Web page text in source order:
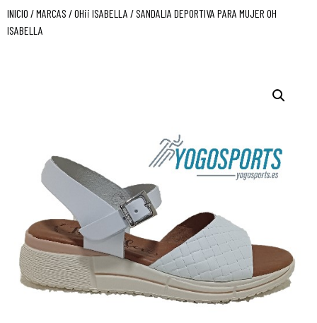
INICIO /MARCAS /OH¡¡ ISABELLA / SANDALIA DEPORTIVA PARA MUJER OH
ISABELLA